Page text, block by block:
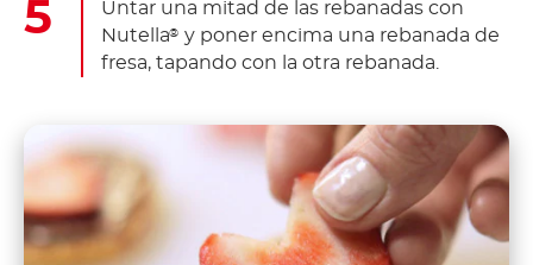
Untar una mitad de las rebanadas con
Nutella® y poner encima una rebanada de
fresa, tapando con la otra rebanada.